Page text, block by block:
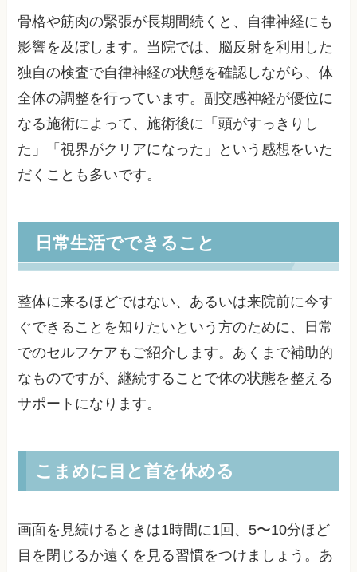
骨格や筋肉の緊張が長期間続くと、自律神経にも
影響を及ぼします。当院では、脳反射を利用した
独自の検査で自律神経の状態を確認しながら、体
全体の調整を行っています。副交感神経が優位に
なる施術によって、施術後に「頭がすっきりし
た」「視界がクリアになった」という感想をいた
だくことも多いです。
日常生活でできること
整体に来るほどではない、あるいは来院前に今す
ぐできることを知りたいという方のために、日常
でのセルフケアもご紹介します。あくまで補助的
なものですが、継続することで体の状態を整える
サポートになります。
こまめに目と首を休める
画面を見続けるときは1時間に1回、5〜10分ほど
目を閉じるか遠くを見る習慣をつけましょう。あ